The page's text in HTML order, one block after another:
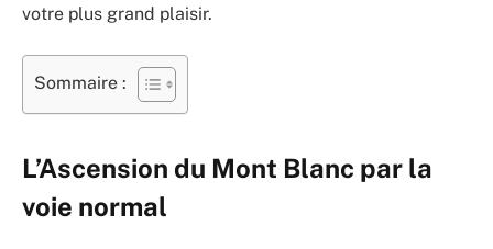
votre plus grand plaisir.
Sommaire :
L’Ascension du Mont Blanc par la
voie normal